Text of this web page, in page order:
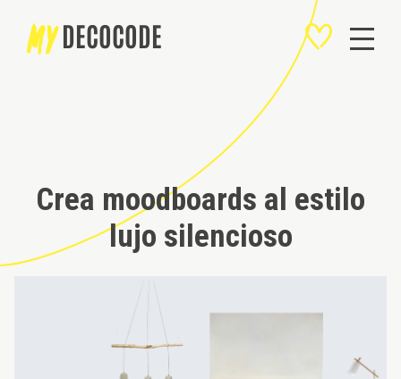
MYDECOCODE
Crea moodboards al estilo
lujo silencioso